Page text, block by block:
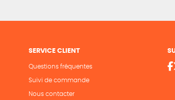
SERVICE CLIENT
Questions fréquentes
Suivi de commande
Nous contacter